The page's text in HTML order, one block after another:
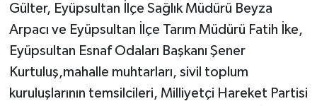
Gülter, Eyüpsultan İlçe Sağlık Müdürü Beyza
Arpacı ve Eyüpsultan İlçe Tarım Müdürü Fatih İke,
Eyüpsultan Esnaf Odaları Başkanı Şener
Kurtuluş,mahalle muhtarları, sivil toplum
kuruluşlarının temsilcileri, Milliyetçi Hareket Partisi